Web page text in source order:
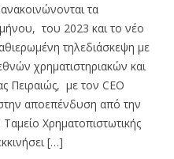
τα
του 2023 και το νέο
τηλεδιάσκεψη με
χρηματιστηριακών και
Πειραιώς, με τον CEO
αποεπένδυση από την
Χρηματοπιστωτικής
[…]